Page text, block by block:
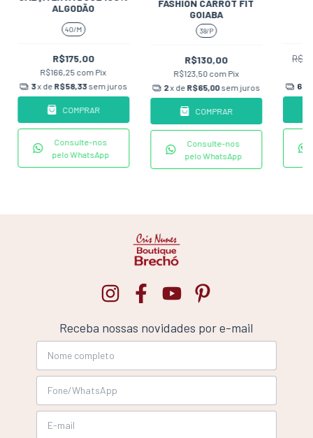
ALGODÃO
40/M
R$175,00
R$166,25 com Pix
3x de R$58,33 sem juros
COMPRAR
Consulte-nos
pelo WhatsApp
FASHION CARROT FIT
GOIABA
38/P
R$130,00
R$123,50 com Pix
2x de R$65,00sem juros
COMPRAR
Consulte-nos
pelo WhatsApp
6
Receba nossas novidades por e-mail